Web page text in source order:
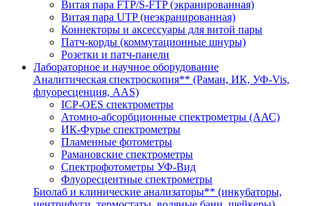
Витая пара FTP/S-FTP (экранированная)
Витая пара UTP (неэкранированная)
Коннекторы и аксессуары для витой пары
Патч-корды (коммутационные шнуры)
Розетки и патч-панели
Лабораторное и научное оборудование
Аналитическая спектроскопия** (Раман, ИК, УФ-Vis,
флуоресценция, AAS)
ICP-OES спектрометры
Атомно-абсорбционные спектрометры (ААС)
ИК-Фурье спектрометры
Пламенные фотометры
Рамановские спектрометры
Спектрофотометры УФ-Вид
Флуоресцентные спектрометры
Биолаб и клинические анализаторы** (инкубаторы,